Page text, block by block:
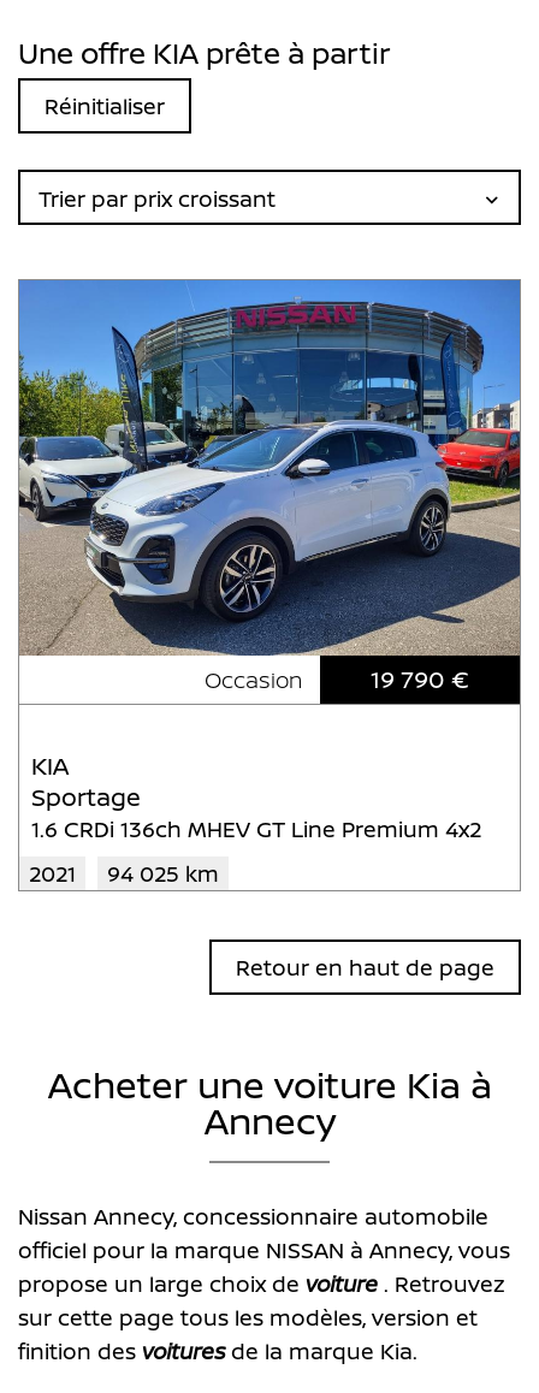
Une offre KIA prête à partir
Réinitialiser
Trier par prix croissant
Occasion 19 790 €
KIA
Sportage
1.6 CRDi 136ch MHEV GT Line Premium 4x2
2021
94 025 km
Retour en haut de page
Acheter une voiture Kia à
Annecy
Nissan Annecy, concessionnaire automobile
officiel pour la marque NISSAN à Annecy, vous
propose un large choix de voiture . Retrouvez
sur cette page tous les modèles, version et
finition des voituresde la marque Kia.